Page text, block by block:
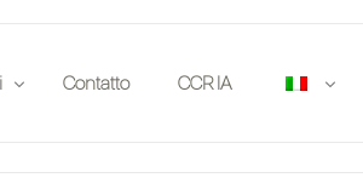
Contatto CCR IA